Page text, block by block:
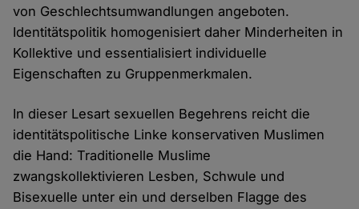
von Geschlechtsumwandlungen angeboten.
Identitätspolitik homogenisiert daher Minderheiten in
Kollektive und essentialisiert individuelle
Eigenschaften zu Gruppenmerkmalen.
In dieser Lesart sexuellen Begehrens reicht die
identitätspolitische Linke konservativen Muslimen
die Hand: Traditionelle Muslime
zwangskollektivieren Lesben, Schwule und
Bisexuelle unter ein und derselben Flagge des